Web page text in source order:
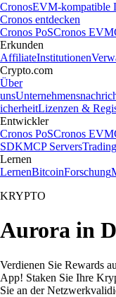
CronosEVM-kompatible
Cronos entdecken
Cronos PoSCronos EVM
Erkunden
AffiliateInstitutionen
Crypto.com
Über
uns
icherheitLizenzen &
Entwickler
Cronos PoSCronos EVM
SDKMCP Servers
Lernen
LernenBitcoinForschung
KRYPTO
Aurora in
Verdienen Sie Rewards
App! Staken Sie Ihre
Sie an der